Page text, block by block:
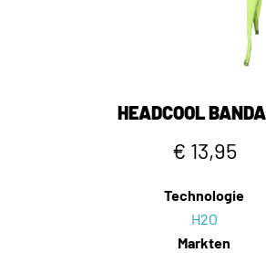
HEADCOOL
€ 13,95
Technologie
H2O
Markten